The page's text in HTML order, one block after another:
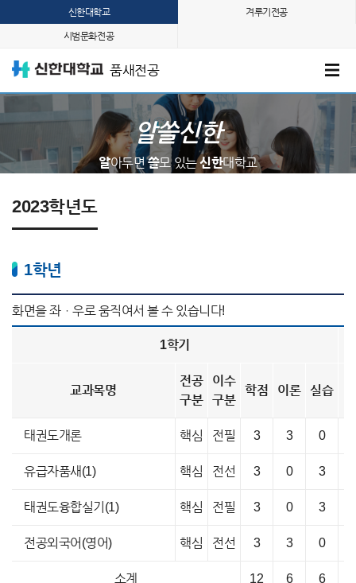
신한대학교 겨루기전공
시범문화전공
품새전공
알쓸신한
알아두면쓸모 있는신한대학교
2023학년도
1학년
1학기
교과목명
전공
구분
이수
구분
학점 이론 실습
태권도개론 핵심 전필 3 3 0
유급자품새(1) 핵심 전선 3 0 3
태권도융합실기(1) 핵심 전필 3 0 3
전공외국어(영어) 핵심 전선 3 3 0
소계 12 6 6